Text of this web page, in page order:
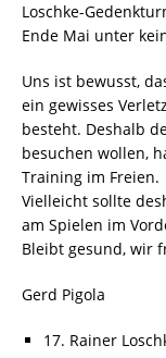
Loschke-
Ende Mai unter
Uns ist bewusst,
ein gewisses
besteht. Deshalb
besuchen wollen,
Training im Freien.
Vielleicht sollte
am Spielen im
Bleibt gesund, wir
Gerd Pigola
17. Rainer